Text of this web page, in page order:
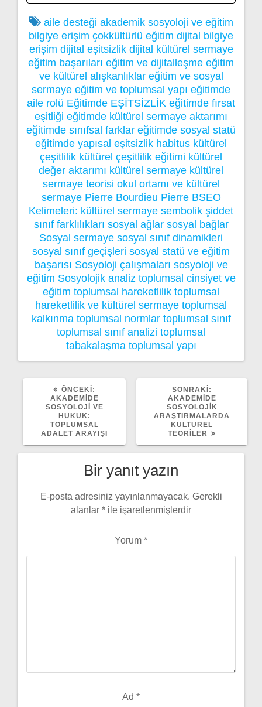
aile desteği akademik sosyoloji ve eğitim
bilgiye erişim çokkültürlü eğitim dijital bilgiye
erişim dijital eşitsizlik dijital kültürel sermaye
eğitim başarıları eğitim ve dijitalleşme eğitim
ve kültürel alışkanlıklar eğitim ve sosyal
sermaye eğitim ve toplumsal yapı eğitimde
aile rolü Eğitimde EŞİTSİZLİK eğitimde fırsat
eşitliği eğitimde kültürel sermaye aktarımı
eğitimde sınıfsal farklar eğitimde sosyal statü
eğitimde yapısal eşitsizlik habitus kültürel
çeşitlilik kültürel çeşitlilik eğitimi kültürel
değer aktarımı kültürel sermaye kültürel
sermaye teorisi okul ortamı ve kültürel
sermaye Pierre Bourdieu Pierre BSEO
Kelimeleri: kültürel sermaye sembolik şiddet
sınıf farklılıkları sosyal ağlar sosyal bağlar
Sosyal sermaye sosyal sınıf dinamikleri
sosyal sınıf geçişleri sosyal statü ve eğitim
başarısı Sosyoloji çalışmaları sosyoloji ve
eğitim Sosyolojik analiz toplumsal cinsiyet ve
eğitim toplumsal hareketlilik toplumsal
hareketlilik ve kültürel sermaye toplumsal
kalkınma toplumsal normlar toplumsal sınıf
toplumsal sınıf analizi toplumsal
tabakalaşma toplumsal yapı
ÖNCEKI:
YAZI:
AKADEMIDE
SOSYOLOJI VE
HUKUK:
TOPLUMSAL
ADALET ARAYIŞI
SONRAKI:
YAZI:
AKADEMIDE
SOSYOLOJIK
ARAŞTIRMALARDA
KÜLTÜREL
TEORILER
Bir yanıt yazın
E-posta adresiniz yayınlanmayacak. Gerekli
alanlar * ile işaretlenmişlerdir
Yorum *
Ad *